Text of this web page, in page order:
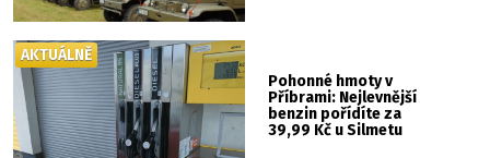
Pohonné hmoty v
Příbrami: Nejlevnější
benzin pořídíte za
39,99 Kč u Silmetu
AKTUÁLNĚ